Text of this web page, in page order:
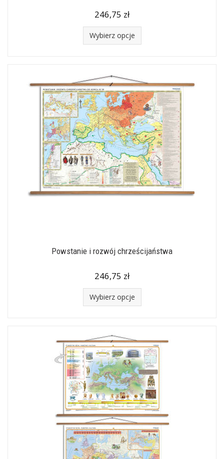
246,75 zł
Wybierz opcje
Powstanie i rozwój chrześcijaństwa
246,75 zł
Wybierz opcje